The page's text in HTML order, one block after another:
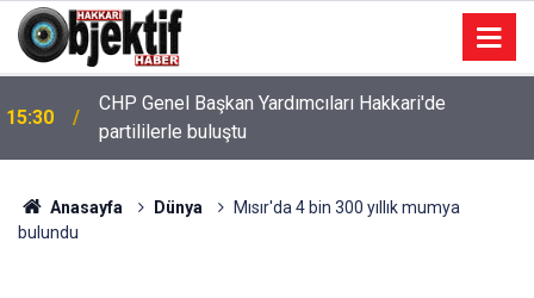
15:30
CHP Genel Başkan Yardımcıları Hakkari'de
partililerle buluştu
Anasayfa Dünya
Mısır'da 4 bin 300 yıllık mumya
bulundu